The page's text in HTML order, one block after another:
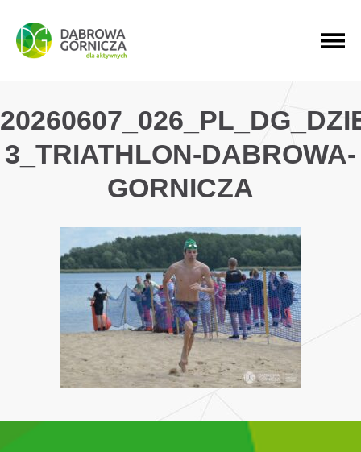
PRZEJDŹ DO MENU GŁÓWNEGO
PRZEJDŹ DO WYSZUKIWARKI
PRZEJDŹ DO TREŚCI
3_TRIATHLON-DABROWA-
GORNICZA